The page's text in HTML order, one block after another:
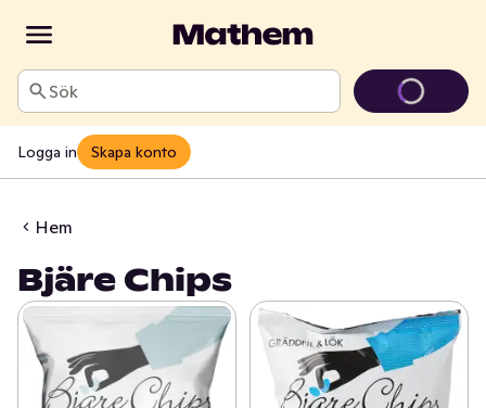
Sök
Logga in Skapa konto
Hem
Bjäre Chips